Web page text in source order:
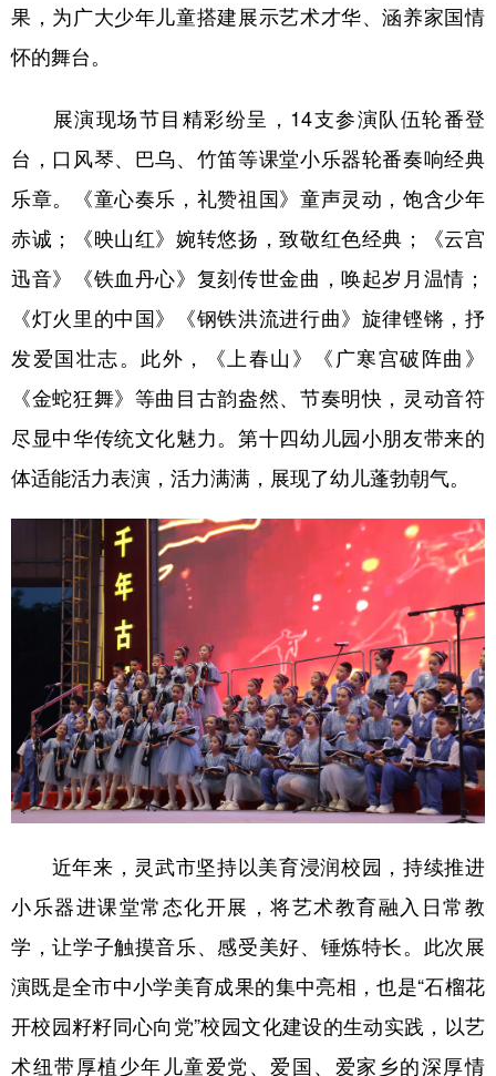
果，为广大少年儿童搭建展示艺术才华、涵养家国情
怀的舞台。
展演现场节目精彩纷呈，14支参演队伍轮番登
台，口风琴、巴乌、竹笛等课堂小乐器轮番奏响经典
乐章。《童心奏乐，礼赞祖国》童声灵动，饱含少年
赤诚；《映山红》婉转悠扬，致敬红色经典；《云宫
迅音》《铁血丹心》复刻传世金曲，唤起岁月温情；
《灯火里的中国》《钢铁洪流进行曲》旋律铿锵，抒
发爱国壮志。此外，《上春山》《广寒宫破阵曲》
《金蛇狂舞》等曲目古韵盎然、节奏明快，灵动音符
尽显中华传统文化魅力。第十四幼儿园小朋友带来的
体适能活力表演，活力满满，展现了幼儿蓬勃朝气。
近年来，灵武市坚持以美育浸润校园，持续推进
小乐器进课堂常态化开展，将艺术教育融入日常教
学，让学子触摸音乐、感受美好、锤炼特长。此次展
演既是全市中小学美育成果的集中亮相，也是“石榴花
开校园籽籽同心向党”校园文化建设的生动实践，以艺
术纽带厚植少年儿童爱党、爱国、爱家乡的深厚情